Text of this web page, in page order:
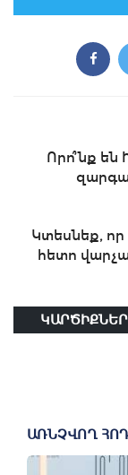
Որո՞նք
Կտեսնեք,
հետո
ԿԱՐԾԻՔՆԵՐ
ԱՌՆՉՎՈՂ